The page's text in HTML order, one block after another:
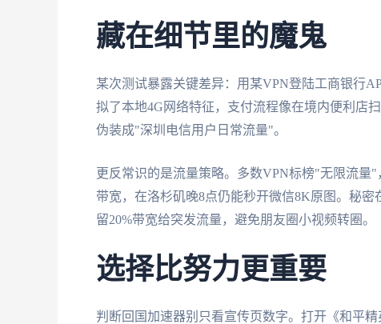
藏在细节里的魔鬼
某次测试暴露关键差异：用某VPN登陆工商银行
拟了本地4G网络特征，支付流程像在境内便利店
伪装成"深圳电信用户日常流量"。
更反常识的是流量策略。多数VPN标榜"无限流量
带宽，在洛杉矶晚8点仍能秒开微信8K原图。秘
留20%带宽给突发流量，避免朋友圈小视频转圈。
选择比努力更重要
判断回国加速器别只看宣传页数字。打开《和平